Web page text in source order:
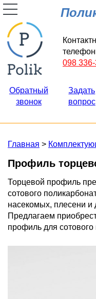
098
Обратный
звонок
Задать
вопрос
Главная >
Профиль
Торцевой профиль
сотового
насекомых, плесени и
Предлагаем
профиль для